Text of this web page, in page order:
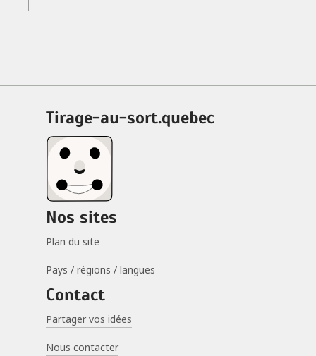
tirage-au-sort.quebec
Nos sites
Plan du site
Pays / régions / langues
Contact
Partager vos idées
Nous contacter